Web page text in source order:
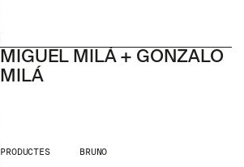
MIGUEL MILÁ + GONZALO
MILÁ
PRODUCTES BRUNO